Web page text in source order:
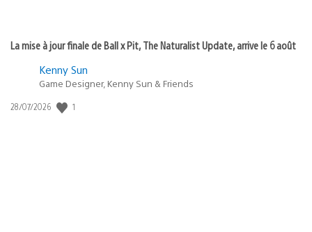
La mise à jour finale de Ball x Pit, The Naturalist Update, arrive le 6 août
Kenny Sun
Game Designer, Kenny Sun & Friends
Date
28/07/2026 1